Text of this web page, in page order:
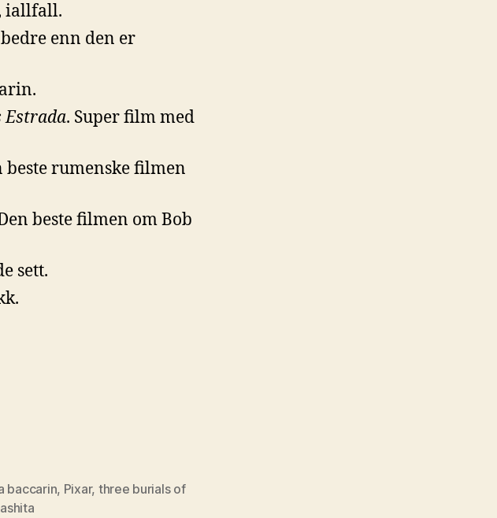
iallfall.
enn den er
Estrada. Super film med
beste rumenske filmen
beste filmen om Bob
sett.
baccarin, Pixar, three burials of